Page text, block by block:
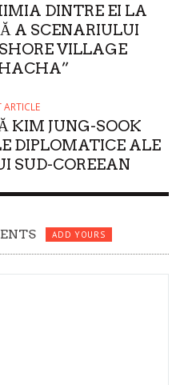
DINTRE EI LA
A SCENARIULUI
VILLAGE
ARTICLE
KIM JUNG-SOOK
DIPLOMATICE ALE
SUD-COREEAN
ADD YOURS